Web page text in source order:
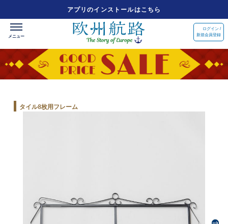
アプリのインストールはこちら
ログイン /
新規会員登録
タイル8枚用フレーム